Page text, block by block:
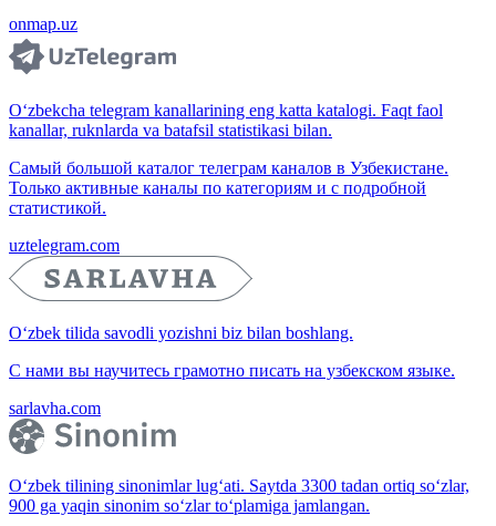
onmap.uz
O‘zbekcha telegram kanallarining eng katta katalogi. Faqt faol
kanallar, ruknlarda va batafsil statistikasi bilan.
Самый большой каталог телеграм каналов в Узбекистане.
Только активные каналы по категориям и с подробной
статистикой.
uztelegram.com
O‘zbek tilida savodli yozishni biz bilan boshlang.
С нами вы научитесь грамотно писать на узбекском языке.
sarlavha.com
O‘zbek tilining sinonimlar lug‘ati. Saytda 3300 tadan ortiq so‘zlar,
900 ga yaqin sinonim so‘zlar to‘plamiga jamlangan.